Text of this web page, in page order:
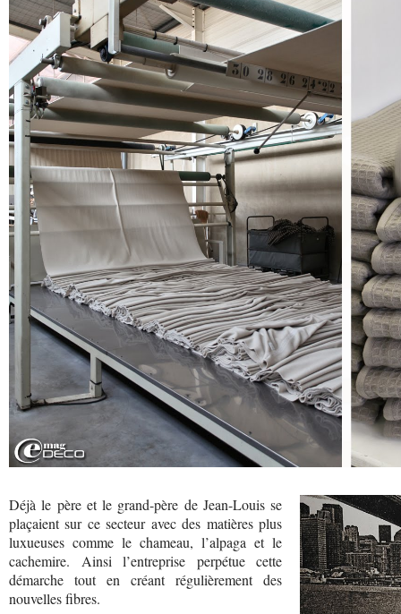
Déjà le père et le grand-père de Jean-Louis se
plaçaient sur ce secteur avec des matières plus
luxueuses comme le chameau, l’alpaga et le
cachemire. Ainsi l’entreprise perpétue cette
démarche tout en créant régulièrement des
nouvelles fibres.